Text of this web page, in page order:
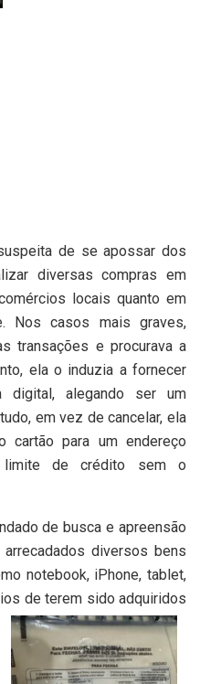
de se apossar dos
diversas compras em
locais quanto em
Nos casos mais graves,
transações e procurava a
ela o induzia a fornecer
digital, alegando ser um
em vez de cancelar, ela
cartão para um endereço
de crédito sem o
de busca e apreensão
diversos bens
notebook, iPhone, tablet,
de terem sido adquiridos